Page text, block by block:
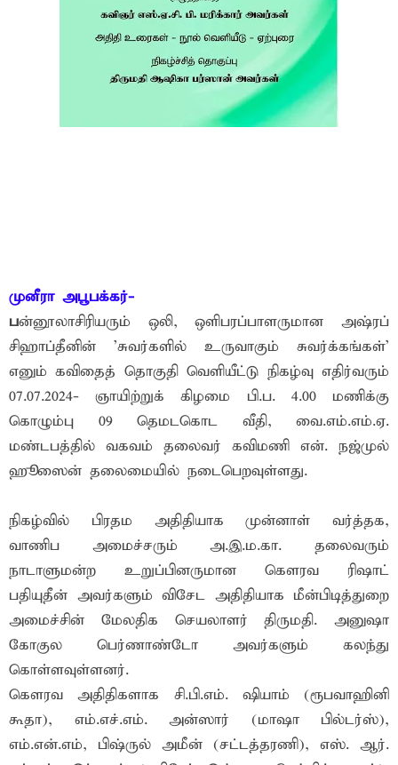
முனீரா அபூபக்கர்-
பன்னூலாசிரியரும் ஒலி, ஒளிபரப்பாளருமான அஷ்ரப்
சிஹாப்தீனின் 'சுவர்களில் உருவாகும் சுவர்க்கங்கள்'
எனும் கவிதைத் தொகுதி வெளியீட்டு நிகழ்வு எதிர்வரும்
07.07.2024- ஞாயிற்றுக் கிழமை பி.ப. 4.00 மணிக்கு
கொழும்பு 09 தெமடகொட வீதி, வை.எம்.எம்.ஏ.
மண்டபத்தில் வகவம் தலைவர் கவிமணி என். நஜ்முல்
ஹூஸைன் தலைமையில் நடைபெறவுள்ளது.
நிகழ்வில் பிரதம அதிதியாக முன்னாள் வர்த்தக,
வாணிப அமைச்சரும் அ.இ.ம.கா. தலைவரும்
நாடாளுமன்ற உறுப்பினருமான கௌரவ ரிஷாட்
பதியுதீன் அவர்களும் விசேட அதிதியாக மீன்பிடித்துறை
அமைச்சின் மேலதிக செயலாளர் திருமதி. அனுஷா
கோகுல பெர்ணாண்டோ அவர்களும் கலந்து
கொள்ளவுள்ளனர்.
கௌரவ அதிதிகளாக சி.பி.எம். ஷியாம் (ரூபவாஹினி
கூதா), எம்.எச்.எம். அன்ஸார் (மாஷா பில்டர்ஸ்),
எம்.என்.எம், பிஷ்ருல் அமீன் (சட்டத்தரணி), எஸ். ஆர்.